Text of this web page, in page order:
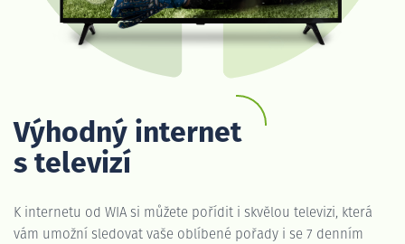
Výhodný internet
s televizí
K internetu od WIA si můžete pořídit i skvělou televizi, která
vám umožní sledovat vaše oblíbené pořady i se 7 denním